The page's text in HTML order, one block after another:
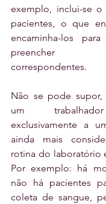
exemplo, inclui-se o
pacientes, o que
encaminha-los
preencher
correspondentes.
Não se pode supor,
um
exclusivamente a
ainda mais
rotina do laboratório
Por exemplo: há
não há pacientes
coleta de sangue,